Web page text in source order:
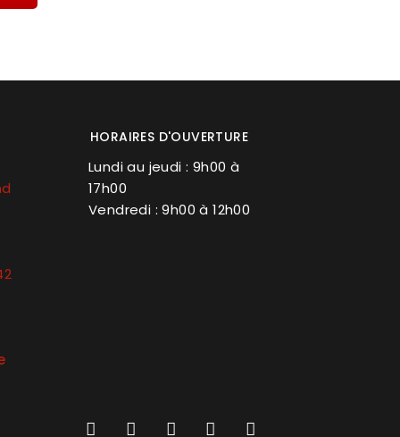
HORAIRES D'OUVERTURE
Lundi au jeudi : 9h00 à
17h00
Vendredi : 9h00 à 12h00